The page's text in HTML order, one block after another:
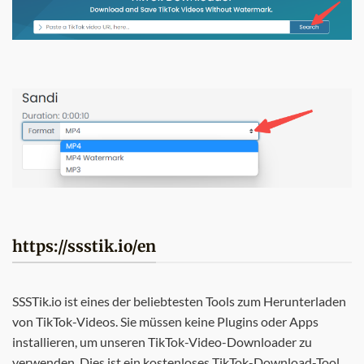
https://ssstik.io/en
SSSTik.io ist eines der beliebtesten Tools zum Herunterladen
von TikTok-Videos. Sie müssen keine Plugins oder Apps
installieren, um unseren TikTok-Video-Downloader zu